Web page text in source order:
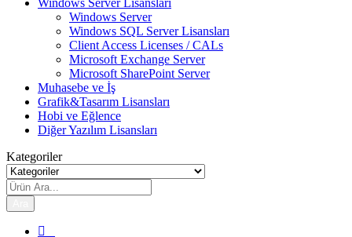
Windows Server
Windows SQL Server Lisansları
Client Access Licenses / CALs
Microsoft Exchange Server
Microsoft SharePoint Server
Muhasebe ve İş
Grafik&Tasarım Lisansları
Hobi ve Eğlence
Diğer Yazılım Lisansları
Kategoriler